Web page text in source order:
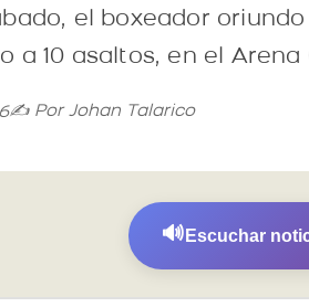
el boxeador
a 10 asaltos, en el
✍️ Por Johan Talarico
🔊 Escuchar